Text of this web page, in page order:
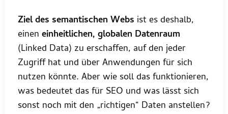
Ziel des semantischen Webs ist es deshalb,
einen einheitlichen, globalen Datenraum
(Linked Data) zu erschaffen, auf den jeder
Zugriff hat und über Anwendungen für sich
nutzen könnte. Aber wie soll das funktionieren,
was bedeutet das für SEO und was lässt sich
sonst noch mit den „richtigen“ Daten anstellen?